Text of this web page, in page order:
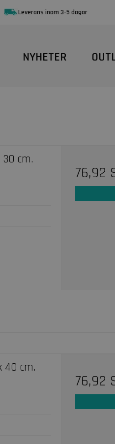
Leverans inom 3-5 dagar
NYHETER
cm.
76,92
40 cm.
76,92